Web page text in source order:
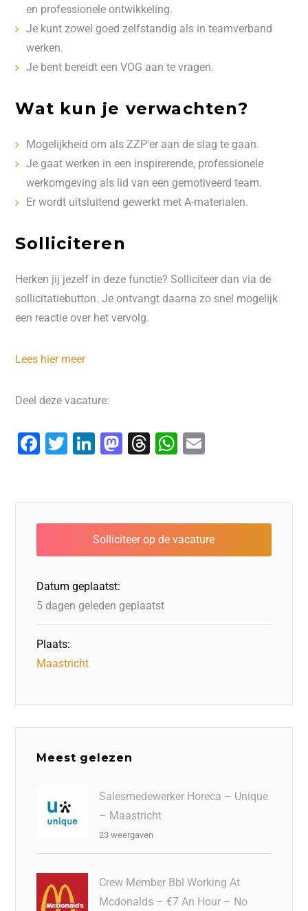
en professionele ontwikkeling.
Je kunt zowel goed zelfstandig als in teamverband
werken.
Je bent bereidt een VOG aan te vragen.
Wat kun je verwachten?
Mogelijkheid om als ZZP'er aan de slag te gaan.
Je gaat werken in een inspirerende, professionele
werkomgeving als lid van een gemotiveerd team.
Er wordt uitsluitend gewerkt met A-materialen.
Solliciteren
Herken jij jezelf in deze functie? Solliciteer dan via de
sollicitatiebutton. Je ontvangt daarna zo snel mogelijk
een reactie over het vervolg.
Lees hier meer
Deel deze vacature:
F
e
b
o
o
k
T
er
Li
e
dI
n
M
o
d
o
T
a
d
s
W
s
A
p
l
Datum geplaatst:
5 dagen geleden geplaatst
Plaats:
Maastricht
Meest gelezen
Salesmedewerker Horeca – Unique
– Maastricht
23 weergaven
Crew Member Bbl Working At
Mcdonalds – €7 An Hour – No